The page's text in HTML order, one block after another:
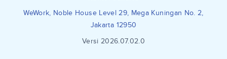
WeWork, Noble House Level 29, Mega Kuningan No. 2,
Jakarta 12950
Versi 2026.07.02.0